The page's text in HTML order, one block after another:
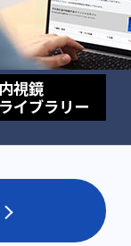
内視鏡
イブラリー